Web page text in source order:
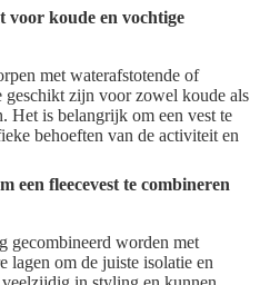
voor koude en vochtige
met waterafstotende of
geschikt zijn voor zowel koude als
Het is belangrijk om een vest te
behoeften van de activiteit en
een fleecevest te combineren
gecombineerd worden met
lagen om de juiste isolatie en